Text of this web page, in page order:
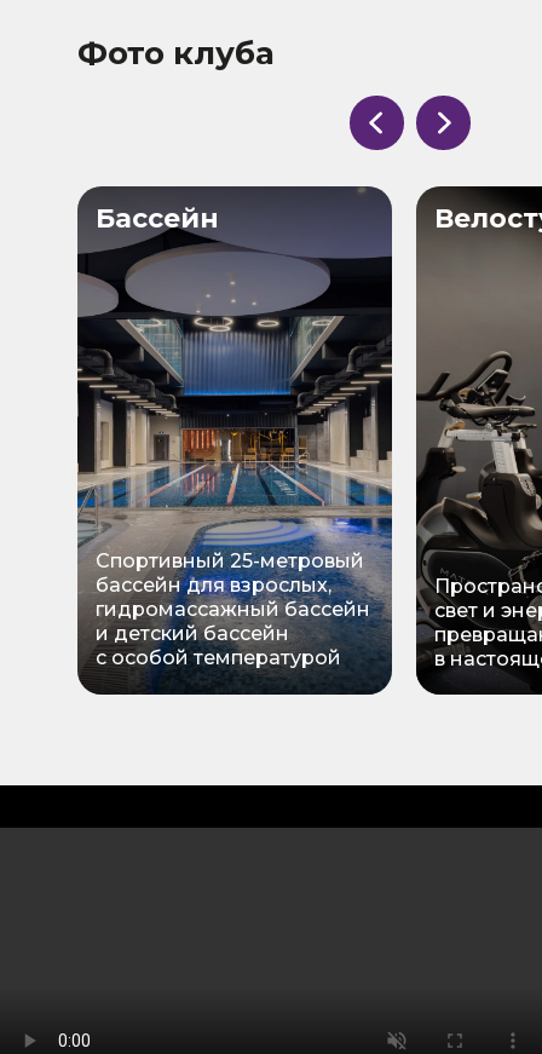
Фото клуба
Бассейн
Спортивный 25-метровый
бассейн для взрослых,
гидромассажный бассейн
и детский бассейн
с особой температурой
свет и
в